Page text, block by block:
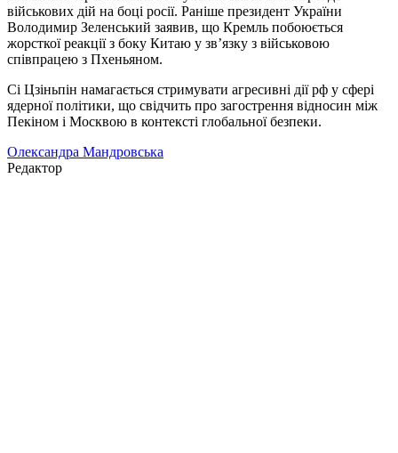
військових дій на боці росії. Раніше президент України
Володимир Зеленський заявив, що Кремль побоюється
жорсткої реакції з боку Китаю у зв’язку з військовою
співпрацею з Пхеньяном.
Сі Цзіньпін намагається стримувати агресивні дії рф у сфері
ядерної політики, що свідчить про загострення відносин між
Пекіном і Москвою в контексті глобальної безпеки.
Олександра Мандровська
Редактор